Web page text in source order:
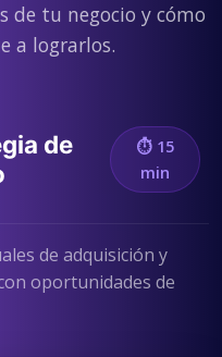
de tu negocio y cómo
a lograrlos.
de
⏱ 15
min
de adquisición y
oportunidades de